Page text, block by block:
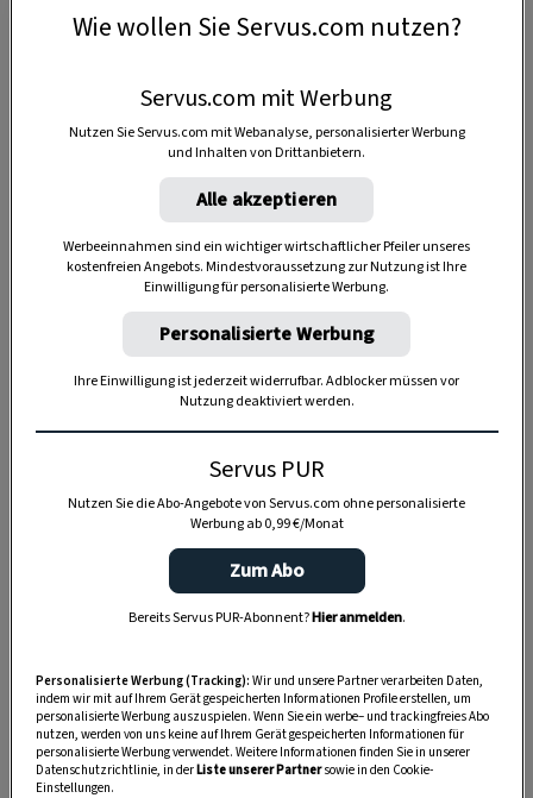
4:40 Std.
HAUPTSPEISE
Hendlhaxerl mit
Kohlrabi-Rahm-
HAUPTSPEISE
Omas Brathendl
7 Std.
Ganzes Hendl in
Gartenkräutern
1 Std.
JAUSE
Hendlsalat mit
1:30 Std. 41 Min.
Wie wollen Sie Servus.com nutzen?
Servus.com mit Werbung
Nutzen Sie Servus.com mit Webanalyse, personalisierter Werbung
und Inhalten von Drittanbietern.
Alle akzeptieren
Werbeeinnahmen sind ein wichtiger wirtschaftlicher Pfeiler unseres
kostenfreien Angebots. Mindestvoraussetzung zur Nutzung ist Ihre
Einwilligung für personalisierte Werbung.
Personalisierte Werbung
Ihre Einwilligung ist jederzeit widerrufbar. Adblocker müssen vor
Nutzung deaktiviert werden.
Servus PUR
Nutzen Sie die Abo-Angebote von Servus.com ohne personalisierte
Werbung ab 0,99 €/Monat
Zum Abo
Bereits Servus PUR-Abonnent?Hier anmelden.
Personalisierte Werbung (Tracking): Wir und unsere Partner verarbeiten Daten,
indem wir mit auf Ihrem Gerät gespeicherten Informationen Profile erstellen, um
personalisierte Werbung auszuspielen. Wenn Sie ein werbe– und trackingfreies Abo
nutzen, werden von uns keine auf Ihrem Gerät gespeicherten Informationen für
personalisierte Werbung verwendet. Weitere Informationen finden Sie in unserer
Datenschutzrichtlinie, in derListe unserer Partnersowie in den Cookie-
Einstellungen.